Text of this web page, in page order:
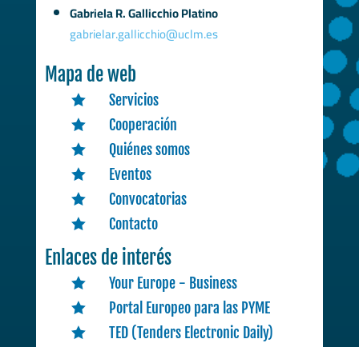
Gabriela R. Gallicchio Platino
gabrielar.gallicchio@uclm.es
Mapa de web
 Servicios
 Cooperación
 Quiénes somos
 Eventos
 Convocatorias
 Contacto
Enlaces de interés
 Your Europe - Business
 Portal Europeo para las PYME
 TED (Tenders Electronic Daily)